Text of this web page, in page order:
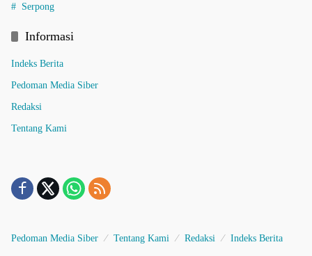
Serpong
Informasi
Indeks Berita
Pedoman Media Siber
Redaksi
Tentang Kami
Pedoman Media Siber Tentang Kami Redaksi Indeks Berita